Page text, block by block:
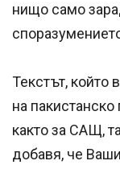
нищо само
Текстът, който
на
както за САЩ,
добавя, че